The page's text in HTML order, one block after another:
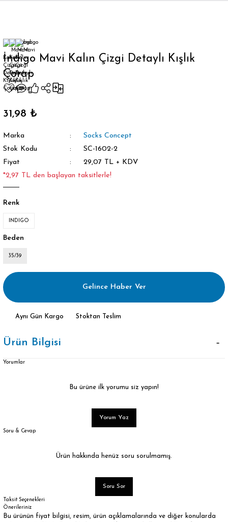
İndigo Mavi Kalın Çizgi Detaylı Kışlık
Çorap
31,98 ₺
Marka
Socks Concept
Stok Kodu
SC-1602-2
Fiyat
29,07 TL + KDV
*2,97 TL den başlayan taksitlerle!
Renk
INDIGO
Beden
35/39
Gelince Haber Ver
Aynı Gün Kargo Stoktan Teslim
Ürün Bilgisi
Yorumlar
Bu ürüne ilk yorumu siz yapın!
Yorum Yaz
Soru & Cevap
Ürün hakkında henüz soru sorulmamış.
Soru Sor
Taksit Seçenekleri
Önerileriniz
Bu ürünün fiyat bilgisi, resim, ürün açıklamalarında ve diğer konularda